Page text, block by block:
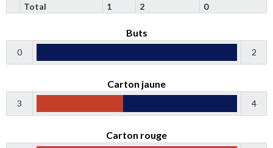
Total
1 2 0
Buts
0 2
Carton jaune
3 4
Carton rouge